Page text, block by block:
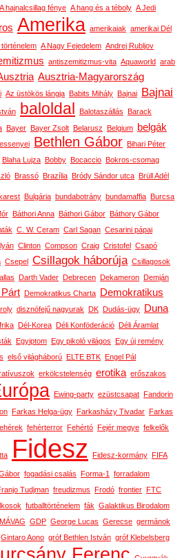
A hajnalcsillag fénye A hang és a téboly A Jedi
Amerika amerikaiak amerikai Dél
A Nagy Fejedelem Andrej Rubljov
antiszemitizmus-vita Aquaworld arab
Ausztria-Magyarország
Az üstökös lángja Babits Mihály Bajnai Bajnai
baloldal Balotaszállás Barack
Bayer Bayer Zsolt Belarusz Belgium belgák
Bethlen Gábor Bihari Péter
Blaha Lujza Bobby Bocaccio Bokros-csomag
Brassó Brazília Bródy Sándor utca Brüll Adél
Bulgária bundabotrány bundamaffia Burcsa
Báthori Anna Báthori Gábor Báthory Gábor
C. W. Ceram Carl Sagan Cesarini pápai
Clinton Compson Craig Cristofel Csapó
Csepel Csillagok háborúja Csillagosok
Darth Vader Debrecen Dekameron Demján
Demokratikus Charta
Demokratikus
disznófejű nagyurak DK Dudás-ügy Duna
Dél-Korea Déli Konföderáció Déli Áramlat
Egyiptom Egy pikoló világos Egy új remény
első világháború ELTE BTK Engel Pál
erkölcstelenség erotika erőszakos
Ewing-party ezüstcsapat Fandorin
Farkas Helga-ügy Farkasházy Tivadar Farkas
fehérterror Fehértó Fejér megye felkelők
Fidesz Fidesz-kormány FIFA
fogadási csalás Forma-1
forradalom
Tudjman freudizmus Frodó frontier FTC
futballtörténelem fák Galaktikus Birodalom
GDP George Lucas Gerecse germánok
Gintaro Aono gróf Bethlen István gróf Klebelsberg